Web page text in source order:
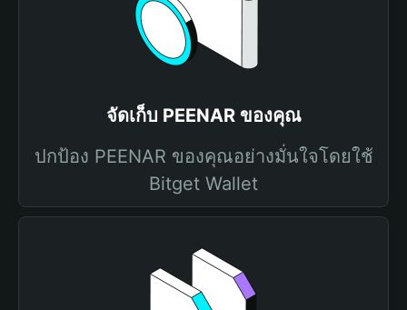
จัดเก็บ PEENAR ของคุณ
ปกป้อง PEENAR ของคุณอย่างมั่นใจโดยใช้
Bitget Wallet